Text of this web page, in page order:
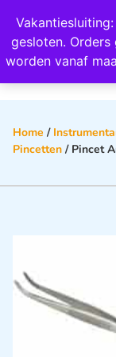
gesloten.
worden vanaf
Home /
Pincetten / Pincet